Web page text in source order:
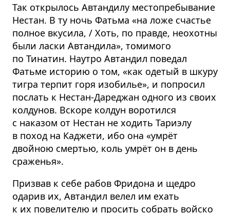
Так открылось Автандилу местопребывание
Нестан. В ту ночь Фатьма «на ложе счастье
полное вкусила, / Хоть, по правде, неохотны
были ласки Автандила», томимого
по Тинатин. Наутро Автандил поведал
Фатьме историю о том, «как одетый в шкуру
тигра терпит горя изобилье», и попросил
послать к Нестан-Дареджан одного из своих
колдунов. Вскоре колдун воротился
с наказом от Нестан не ходить Тариэлу
в поход на Каджети, ибо она «умрёт
двойною смертью, коль умрёт он в день
сраженья».
Призвав к себе рабов Фридона и щедро
одарив их, Автандил велел им ехать
к их повелителю и просить собрать войско